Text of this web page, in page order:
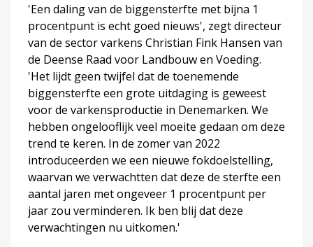
'Een daling van de biggensterfte met bijna 1
procentpunt is echt goed nieuws', zegt directeur
van de sector varkens Christian Fink Hansen van
de Deense Raad voor Landbouw en Voeding.
'Het lijdt geen twijfel dat de toenemende
biggensterfte een grote uitdaging is geweest
voor de varkensproductie in Denemarken. We
hebben ongelooflijk veel moeite gedaan om deze
trend te keren. In de zomer van 2022
introduceerden we een nieuwe fokdoelstelling,
waarvan we verwachtten dat deze de sterfte een
aantal jaren met ongeveer 1 procentpunt per
jaar zou verminderen. Ik ben blij dat deze
verwachtingen nu uitkomen.'